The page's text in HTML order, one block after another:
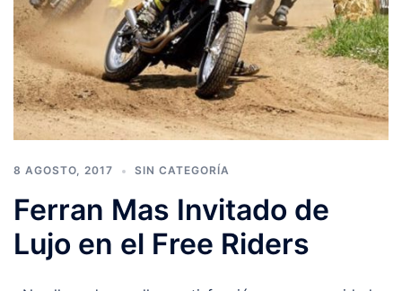
8 AGOSTO, 2017 SIN CATEGORÍA
Ferran Mas Invitado de
Lujo en el Free Riders